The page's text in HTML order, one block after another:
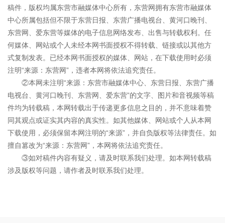
稿件，版权均属东营市融媒体中心所有，东营网拥有东营市融媒体
中心所属包括但不限于东营日报、东营广播电视台、黄河口晚刊、
东营网、爱东营等媒体的电子信息网络发布、出售与转载权利。任
何媒体、网站或个人未经本网书面授权不得转载、链接或以其他方
式复制发表。已经本网书面授权的媒体、网站，在下载使用时必须
注明“来源：东营网”，违者本网将依法追究责任。
②本网未注明“来源：东营市融媒体中心、东营日报、东营广播
电视台、黄河口晚刊、东营网、爱东营”的文字、图片和音视频等稿
件均为转载稿，本网转载出于传递更多信息之目的，并不意味着赞
同其观点或证实其内容的真实性。如其他媒体、网站或个人从本网
下载使用，必须保留本网注明的“来源”，并自负版权等法律责任。如
擅自篡改为“来源：东营网”，本网将依法追究责任。
③如对稿件内容有疑义，请及时联系我们处理。如本网转载稿
涉及版权等问题，请作者及时联系我们处理。